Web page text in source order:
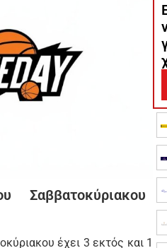
Σαββατοκύριακου
έχει 3 εκτός και 1